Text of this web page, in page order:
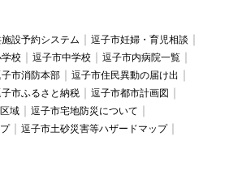
設予約システム
逗子市妊婦・育児相談
校 逗子市中学校
逗子市内病院一覧
市消防本部
逗子市住民異動の届け出
市ふるさと納税
逗子市都市計画図
域
逗子市宅地防災について
逗子市土砂災害等ハザードマップ